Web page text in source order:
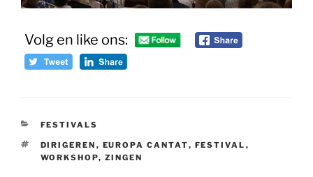
Volg en like ons:
CATEGORIEËN
FESTIVALS
TAGS
DIRIGEREN , EUROPA CANTAT, FESTIVAL ,
WORKSHOP, ZINGEN